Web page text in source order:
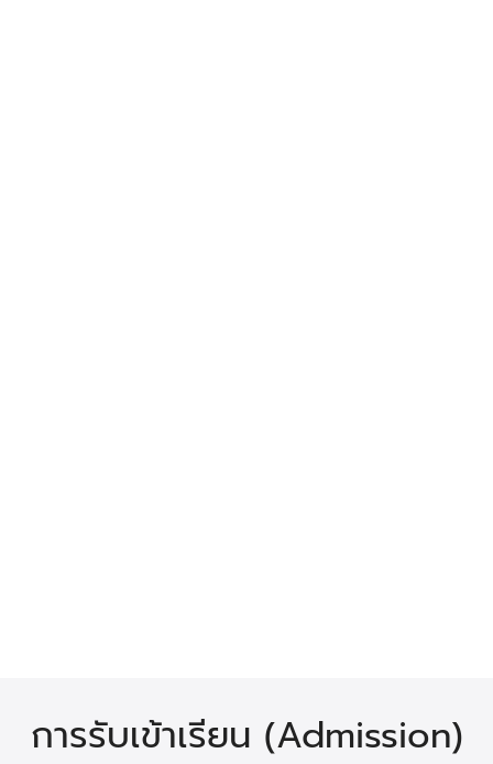
การรับเข้าเรียน (Admission)